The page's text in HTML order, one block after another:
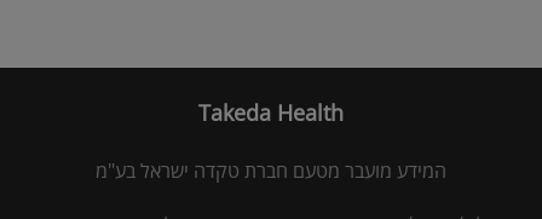
Takeda Health
המידע מועבר מטעם חברת טקדה ישראל בע"מ